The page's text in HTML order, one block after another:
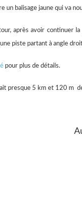
un balisage jaune qui va
après avoir continuer
piste partant à angle
pour plus de détails.
fait presque 5 km et 120 m